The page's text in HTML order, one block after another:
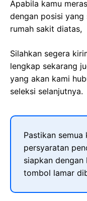
Apabila kamu
dengan posisi
rumah sakit diatas,
Silahkan segera
lengkap sekarang
yang akan kami
seleksi selanjutnya.
Pastikan
persyaratan
siapkan dengan
tombol lamar